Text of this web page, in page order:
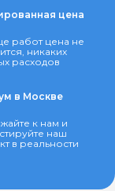
цена
работ цена не
никаких
расходов
в Москве
к нам и
наш
в реальности